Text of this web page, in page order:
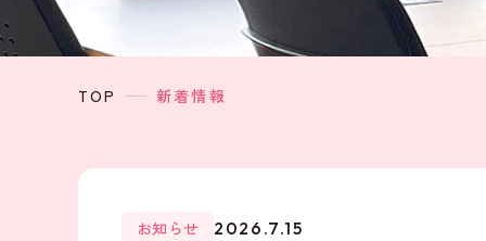
TOP 新着情報
お知らせ 2026.7.15